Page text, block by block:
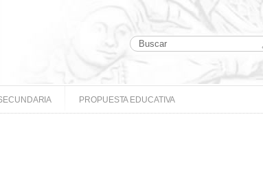
PROPUESTA EDUCATIVA